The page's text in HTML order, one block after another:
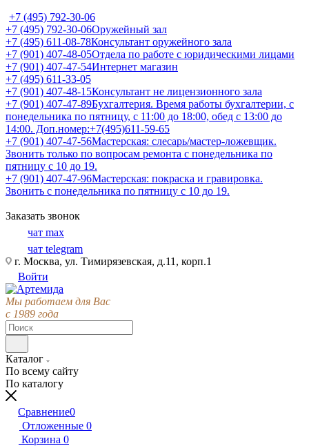
+7 (495) 792-30-06
+7 (495) 792-30-06Оружейный зал
+7 (495) 611-08-78Консультант оружейного зала
+7 (901) 407-48-05Отдела по работе с юридическими лицами
+7 (901) 407-47-54Интернет магазин
+7 (495) 611-33-05
+7 (901) 407-48-15Консультант не лицензионного зала
+7 (901) 407-47-89Бухгалтерия. Время работы бухгалтерии, с
понедельника по пятницу, с 11:00 до 18:00, обед с 13:00 до
14:00. Доп.номер:+7(495)611-59-65
+7 (901) 407-47-56Мастерская: слесарь/мастер-ложевщик.
Звонить только по вопросам ремонта с понедельника по
пятницу с 10 до 19.
+7 (901) 407-47-96Мастерская: покраска и гравировка.
Звонить с понедельника по пятницу с 10 до 19.
Заказать звонок
чат max
чат telegram
г. Москва, ул. Тимирязевская, д.11, корп.1
Войти
Мы работаем для Вас
с 1989 года
Каталог
По всему сайту
По каталогу
Сравнение0
Отложенные 0
Корзина 0